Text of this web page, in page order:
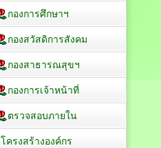
กองการศึกษาฯ
กองสวัสดิการสังคม
กองสาธารณสุขฯ
กองการเจ้าหน้าที่
ตรวจสอบภายใน
โครงสร้างองค์กร